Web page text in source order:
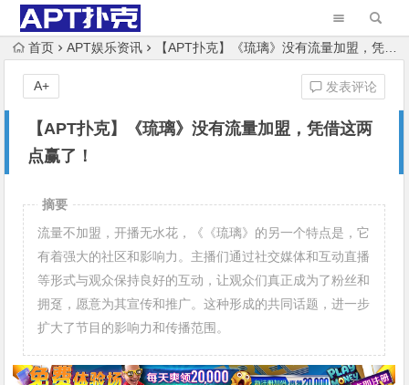
首页 APT娱乐资讯 【APT扑克】《琉璃》没有流量加盟，凭借这两点赢了！
【APT扑克】《琉璃》没有流量加盟，凭借这两
点赢了！
发表评论
A+
摘要
流量不加盟，开播无水花，《《琉璃》的另一个特点是，它
有着强大的社区和影响力。主播们通过社交媒体和互动直播
等形式与观众保持良好的互动，让观众们真正成为了粉丝和
拥趸，愿意为其宣传和推广。这种形成的共同话题，进一步
扩大了节目的影响力和传播范围。